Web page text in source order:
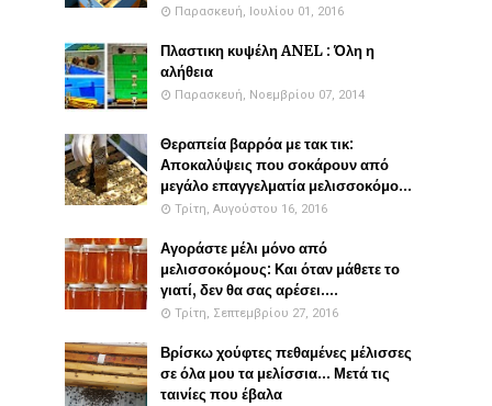
Παρασκευή, Ιουλίου 01, 2016
Πλαστικη κυψέλη ANEL : Όλη η
αλήθεια
Παρασκευή, Νοεμβρίου 07, 2014
Θεραπεία βαρρόα με τακ τικ:
Αποκαλύψεις που σοκάρουν από
μεγάλο επαγγελματία μελισσοκόμο...
Τρίτη, Αυγούστου 16, 2016
Αγοράστε μέλι μόνο από
μελισσοκόμους: Και όταν μάθετε το
γιατί, δεν θα σας αρέσει....
Τρίτη, Σεπτεμβρίου 27, 2016
Βρίσκω χούφτες πεθαμένες μέλισσες
σε όλα μου τα μελίσσια... Μετά τις
ταινίες που έβαλα